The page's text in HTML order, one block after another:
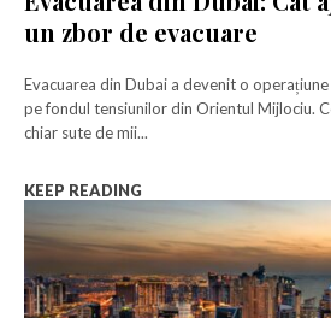
un zbor de evacuare
Evacuarea din Dubai a devenit o
pe fondul tensiunilor din Orientul Mijlociu.
chiar sute de mii...
KEEP READING